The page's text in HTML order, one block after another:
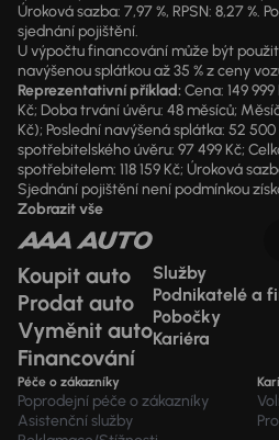
Úroková sazba: 7,97 %, RPSN: 8,27 %.
sjednání pojištění.
U výpočtu financování může být
navýšenou splátkou až 35 % z ceny
Reprezentativní příklad:Cena: 149
Kč; Doba trvání úvěru: 48 měsíců;
Kč); Poslední navýšená splátka: 52
spotřebitelského úvěru: 97 499 Kč;
spotřebitelem: 118 159 Kč; Úroková
Sjednání pojištění není podmínkou
Zobrazit vše
Koupit auto
Prodat auto
Vyměnit auto
Financování
Služby
Podnikatelé a
Pobočky
Kariéra
Péče o zákazníky
Poprodejní péče o zákazníky
Asistenční služby